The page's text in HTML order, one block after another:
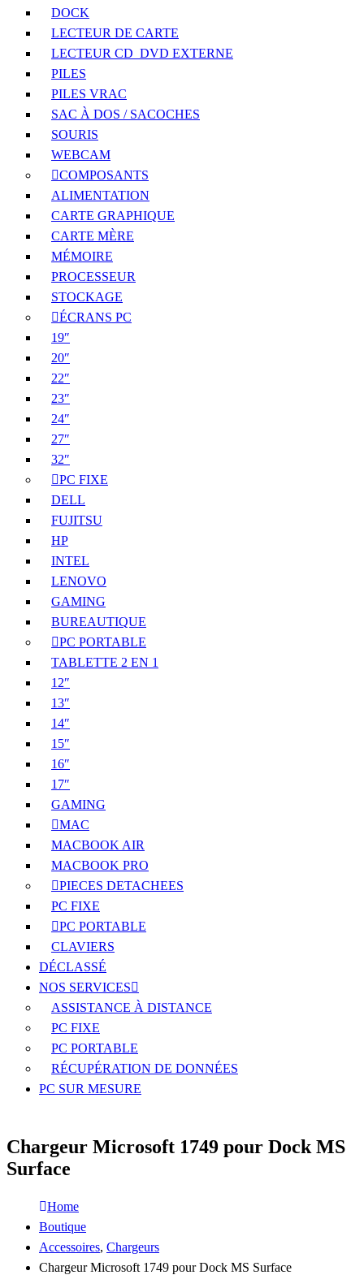
DOCK
LECTEUR DE CARTE
LECTEUR CD_DVD EXTERNE
PILES
PILES VRAC
SAC À DOS / SACOCHES
SOURIS
WEBCAM
COMPOSANTS
ALIMENTATION
CARTE GRAPHIQUE
CARTE MÈRE
MÉMOIRE
PROCESSEUR
STOCKAGE
ÉCRANS PC
19″
20″
22″
23″
24″
27″
32″
PC FIXE
DELL
FUJITSU
HP
INTEL
LENOVO
GAMING
BUREAUTIQUE
PC PORTABLE
TABLETTE 2 EN 1
12″
13″
14″
15″
16″
17″
GAMING
MAC
MACBOOK AIR
MACBOOK PRO
PIECES DETACHEES
PC FIXE
PC PORTABLE
CLAVIERS
DÉCLASSÉ
NOS SERVICES
ASSISTANCE À DISTANCE
PC FIXE
PC PORTABLE
RÉCUPÉRATION DE DONNÉES
PC SUR MESURE
Chargeur Microsoft 1749 pour Dock MS
Surface
Home
Boutique
Accessoires, Chargeurs
Chargeur Microsoft 1749 pour Dock MS Surface